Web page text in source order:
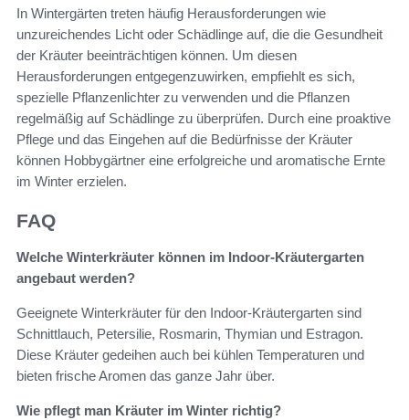
In Wintergärten treten häufig Herausforderungen wie
unzureichendes Licht oder Schädlinge auf, die die Gesundheit
der Kräuter beeinträchtigen können. Um diesen
Herausforderungen entgegenzuwirken, empfiehlt es sich,
spezielle Pflanzenlichter zu verwenden und die Pflanzen
regelmäßig auf Schädlinge zu überprüfen. Durch eine proaktive
Pflege und das Eingehen auf die Bedürfnisse der Kräuter
können Hobbygärtner eine erfolgreiche und aromatische Ernte
im Winter erzielen.
FAQ
Welche Winterkräuter können im Indoor-Kräutergarten
angebaut werden?
Geeignete Winterkräuter für den Indoor-Kräutergarten sind
Schnittlauch, Petersilie, Rosmarin, Thymian und Estragon.
Diese Kräuter gedeihen auch bei kühlen Temperaturen und
bieten frische Aromen das ganze Jahr über.
Wie pflegt man Kräuter im Winter richtig?